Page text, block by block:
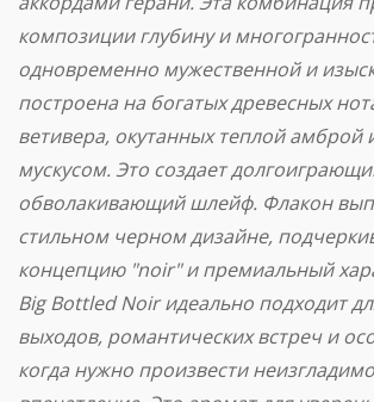
композиции глубину и
одновременно мужественной и
построена на богатых древесных
ветивера, окутанных теплой амброй
мускусом. Это создает
обволакивающий шлейф. Флакон
стильном черном дизайне,
концепцию "noir" и премиальный
Big Bottled Noir идеально подходит
выходов, романтических встреч и
когда нужно произвести